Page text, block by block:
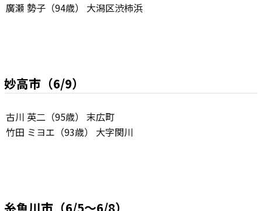
廣瀬 勢子（94歳） 大潟区渋柿浜
妙高市（6/9）
古川 英二（95歳） 末広町
竹田 ミヨエ（93歳） 大字関川